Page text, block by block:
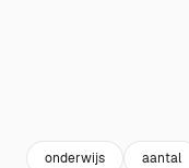
onderwijs aantal